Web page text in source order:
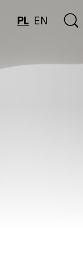
PL EN